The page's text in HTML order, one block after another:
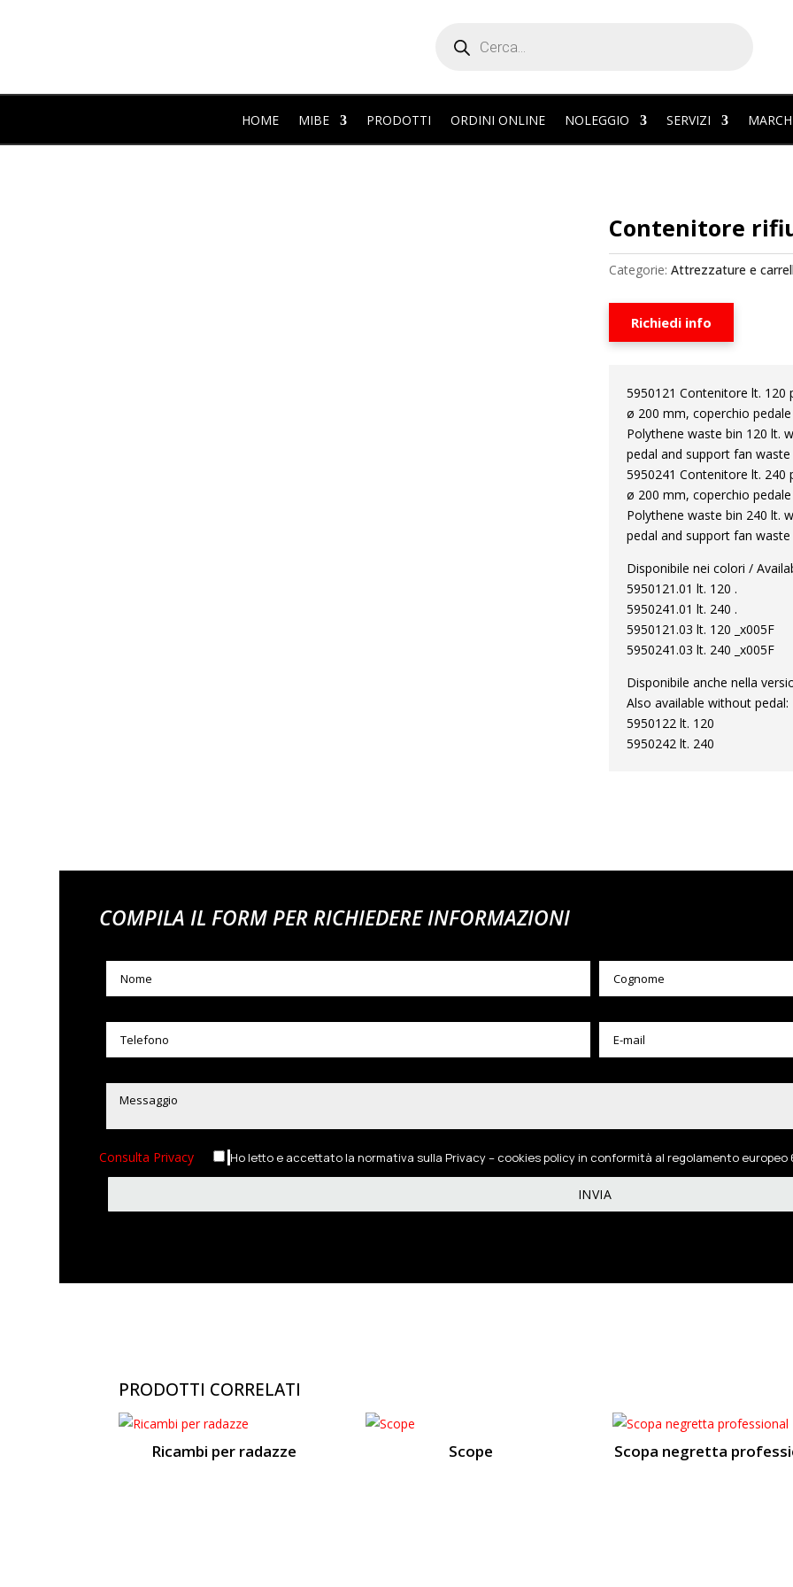
search
HOME MIBE PRODOTTI ORDINI ONLINE NOLEGGIO SERVIZI
Contenitore
Categorie:Attrezzature e
Richiedi info
5950121 Contenitore lt.
ø 200 mm, coperchio
Polythene waste bin 120 lt.
pedal and support fan waste
5950241 Contenitore lt.
ø 200 mm, coperchio
Polythene waste bin 240 lt.
pedal and support fan waste
Disponibile nei colori /
5950121.01 lt. 120 .
5950241.01 lt. 240 .
5950121.03 lt. 120 _x005F
5950241.03 lt. 240 _x005F
Disponibile anche nella
Also available without pedal:
5950122 lt. 120
5950242 lt. 240
COMPILA IL FORM PER RICHIEDERE INFORMAZIONI
Consulta Privacy Ho letto e accettato la normativa sulla Privacy – cookies policy in conformità al regolamento europeo
PRODOTTI CORRELATI
Ricambi per radazze Scope Scopa negretta